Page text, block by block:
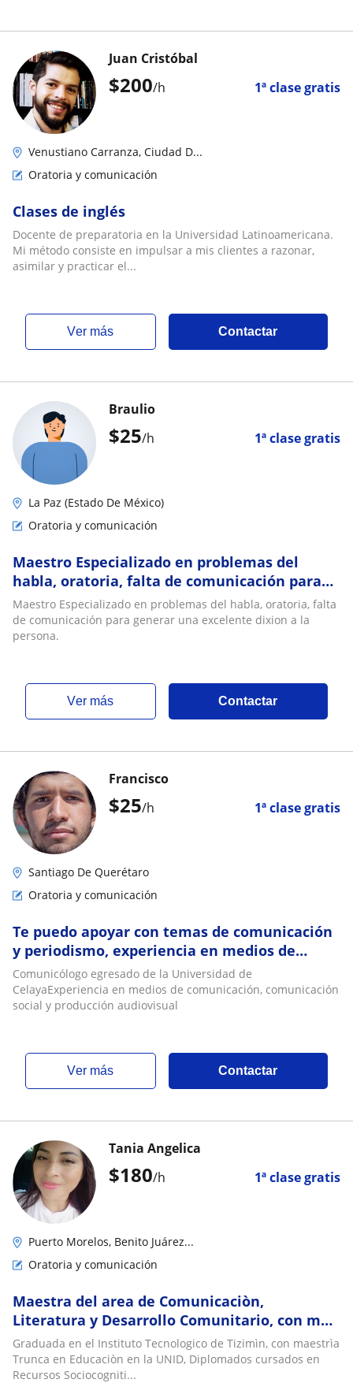
$200/h 1ª clase gratis
Juan Cristóbal
Venustiano Carranza, Ciudad D...
Oratoria y comunicación
Clases de inglés
Docente de preparatoria en la Universidad Latinoamericana.
Mi método consiste en impulsar a mis clientes a razonar,
asimilar y practicar el...
ver más Contactar
$25/h 1ª clase gratis
Braulio
La Paz (Estado De México)
Oratoria y comunicación
Maestro Especializado en problemas del
habla, oratoria, falta de comunicación para
generar una excelente dixion a la persona
Maestro Especializado en problemas del habla, oratoria, falta
de comunicación para generar una excelente dixion a la
persona.
ver más Contactar
$25/h 1ª clase gratis
Francisco
Santiago De Querétaro
Oratoria y comunicación
Te puedo apoyar con temas de comunicación
y periodismo, experiencia en medios de
comunicación y comunicación social
Comunicólogo egresado de la Universidad de
CelayaExperiencia en medios de comunicación, comunicación
social y producción audiovisual
ver más Contactar
$180/h 1ª clase gratis
Tania Angelica
Puerto Morelos, Benito Juárez...
Oratoria y comunicación
Maestra del area de Comunicaciòn,
Literatura y Desarrollo Comunitario, con màs
de 6 años de experiencia frente al grupo y 1
año en lìnea
Graduada en el Instituto Tecnologico de Tizimìn, con maestrìa
Trunca en Educaciòn en la UNID, Diplomados cursados en
Recursos Sociocogniti...